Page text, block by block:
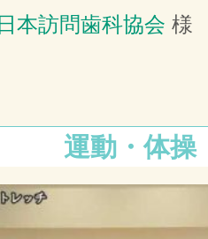
日本訪問歯科協会 様
運動・体操